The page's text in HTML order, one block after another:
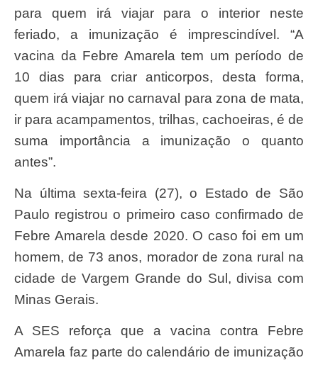
para quem irá viajar para o interior neste
feriado, a imunização é imprescindível. “A
vacina da Febre Amarela tem um período de
10 dias para criar anticorpos, desta forma,
quem irá viajar no carnaval para zona de mata,
ir para acampamentos, trilhas, cachoeiras, é de
suma importância a imunização o quanto
antes”.
Na última sexta-feira (27), o Estado de São
Paulo registrou o primeiro caso confirmado de
Febre Amarela desde 2020. O caso foi em um
homem, de 73 anos, morador de zona rural na
cidade de Vargem Grande do Sul, divisa com
Minas Gerais.
A SES reforça que a vacina contra Febre
Amarela faz parte do calendário de imunização